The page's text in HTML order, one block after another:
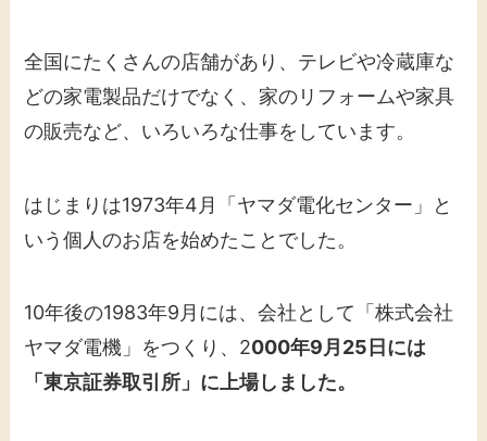
全国にたくさんの店舗があり、テレビや冷蔵庫な
どの家電製品だけでなく、家のリフォームや家具
の販売など、いろいろな仕事をしています。
はじまりは1973年4月「ヤマダ電化センター」と
いう個人のお店を始めたことでした。
10年後の1983年9月には、会社として「株式会社
ヤマダ電機」をつくり、2000年9月25日には
「東京証券取引所」に上場しました。